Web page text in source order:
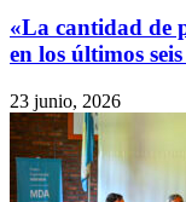
«La cantidad de
en los últimos
23 junio, 2026